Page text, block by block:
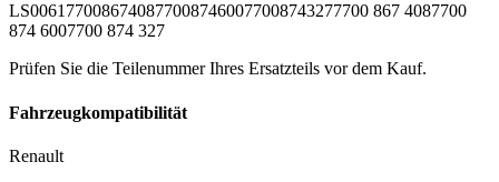
LS0061 7700867408770087460077008743277700 867 4087700
874 6007700 874 327
Prüfen Sie die Teilenummer Ihres Ersatzteils vor dem Kauf.
Fahrzeugkompatibilität
Renault